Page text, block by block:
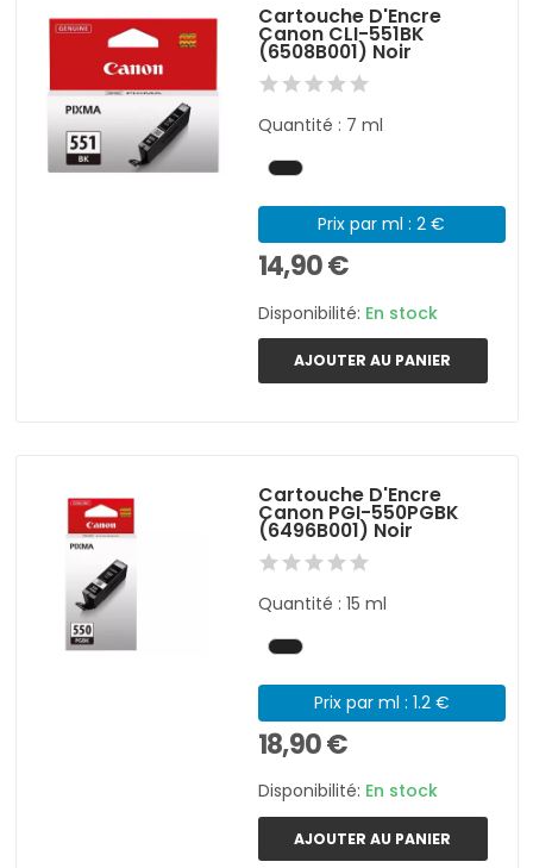
Cartouche D'Encre
Canon CLI-551BK
(6508B001) Noir
Quantité : 7 ml
Prix par ml : 2 €
14,90 €
Disponibilité: En stock
AJOUTER AU PANIER
Cartouche D'Encre
Canon PGI-550PGBK
(6496B001) Noir
Quantité : 15 ml
Prix par ml : 1.2 €
18,90 €
Disponibilité: En stock
AJOUTER AU PANIER